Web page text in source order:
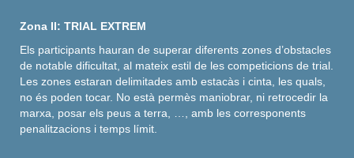
Zona II: TRIAL EXTREM
Els participants hauran de superar diferents zones d’obstacles
de notable dificultat, al mateix estil de les competicions de trial.
Les zones estaran delimitades amb estacàs i cinta, les quals,
no és poden tocar. No està permès maniobrar, ni retrocedir la
marxa, posar els peus a terra, …, amb les corresponents
penalitzacions i temps límit.